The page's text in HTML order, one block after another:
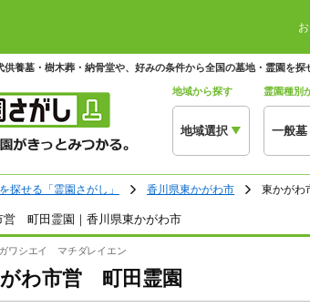
供養墓・樹木葬・納骨堂や、好みの条件から全国の墓地・霊園を探
地域から探す
地域選択 ▼
霊園種別
一般墓
探せる「霊園さがし」 香川県東かがわ市 東かが
営 町田霊園｜香川県東かがわ市
ワシエイ マチダレイエン
わ市営 町田霊園